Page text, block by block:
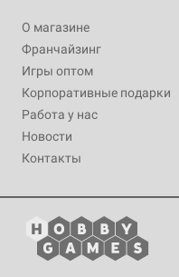
О магазине
Франчайзинг
Игры оптом
Корпоративные подарки
Работа у нас
Новости
Контакты